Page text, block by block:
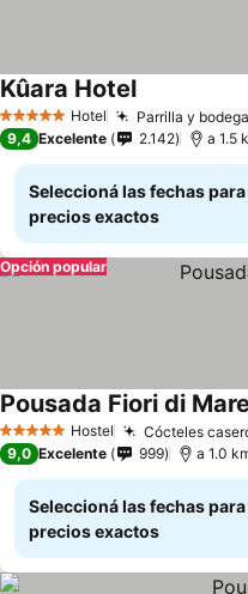
5 Estrellas Hotel Parrilla y
Kûara Hotel
9,4 Excelente 2.142 a 1.5
Seleccioná las fechas
precios exactos
Opción popular
5 Estrellas Hostel Cócteles
Pousada Fiori di
9,0 Excelente 999 a 1.0
Seleccioná las fechas
precios exactos